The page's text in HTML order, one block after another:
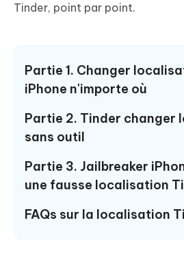
Tinder, point par point.
Partie 1. Changer
iPhone n'importe où
Partie 2. Tinder changer
sans outil
Partie 3. Jailbreaker
une fausse localisation
FAQs sur la localisation